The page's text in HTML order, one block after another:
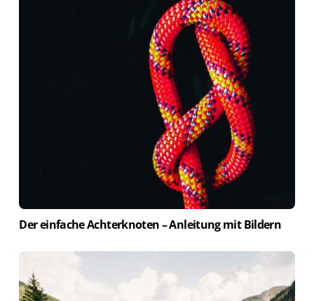
Der einfache Achterknoten – Anleitung mit Bildern